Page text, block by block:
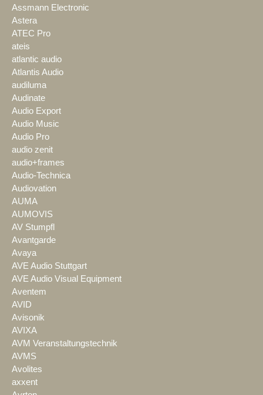
Assmann Electronic
Astera
ATEC Pro
ateis
atlantic audio
Atlantis Audio
audiluma
Audinate
Audio Export
Audio Music
Audio Pro
audio zenit
audio+frames
Audio-Technica
Audiovation
AUMA
AUMOVIS
AV Stumpfl
Avantgarde
Avaya
AVE Audio Stuttgart
AVE Audio Visual Equipment
Aventem
AVID
Avisonik
AVIXA
AVM Veranstaltungstechnik
AVMS
Avolites
axxent